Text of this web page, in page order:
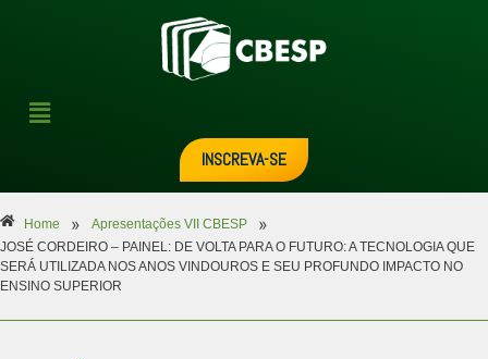
INSCREVA-SE
Home » Apresentações VII CBESP »
JOSÉ CORDEIRO – PAINEL: DE VOLTA PARA O FUTURO: A TECNOLOGIA QUE
SERÁ UTILIZADA NOS ANOS VINDOUROS E SEU PROFUNDO IMPACTO NO
ENSINO SUPERIOR